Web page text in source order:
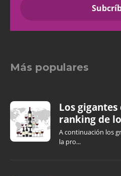
Más populares
Los
ranking de
A continuación los
la pro...